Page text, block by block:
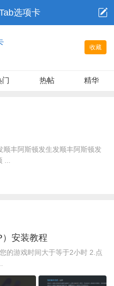
选项卡
收藏
门 热帖 精华
顺丰阿斯顿发生发顺丰阿斯顿发
安装教程
的游戏时间大于等于2小时 2.点